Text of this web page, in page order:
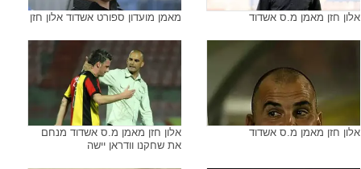
אלון חזן מאמן מ.ס אשדוד מאמן מועדון ספורט אשדוד אלון חזן
אלון חזן מאמן מ.ס אשדוד
אלון חזן מאמן מ.ס אשדוד מנחם
את שחקנו וודראן יישה